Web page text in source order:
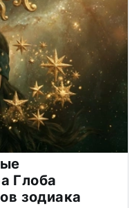
Глоба
зодиака